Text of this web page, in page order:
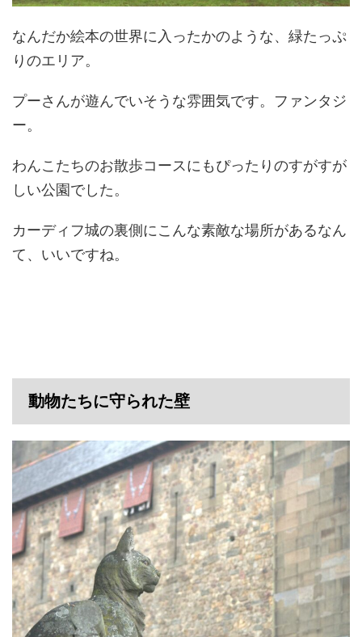
なんだか絵本の世界に入ったかのような、緑たっぷ
りのエリア。
プーさんが遊んでいそうな雰囲気です。ファンタジ
ー。
わんこたちのお散歩コースにもぴったりのすがすが
しい公園でした。
カーディフ城の裏側にこんな素敵な場所があるなん
て、いいですね。
動物たちに守られた壁